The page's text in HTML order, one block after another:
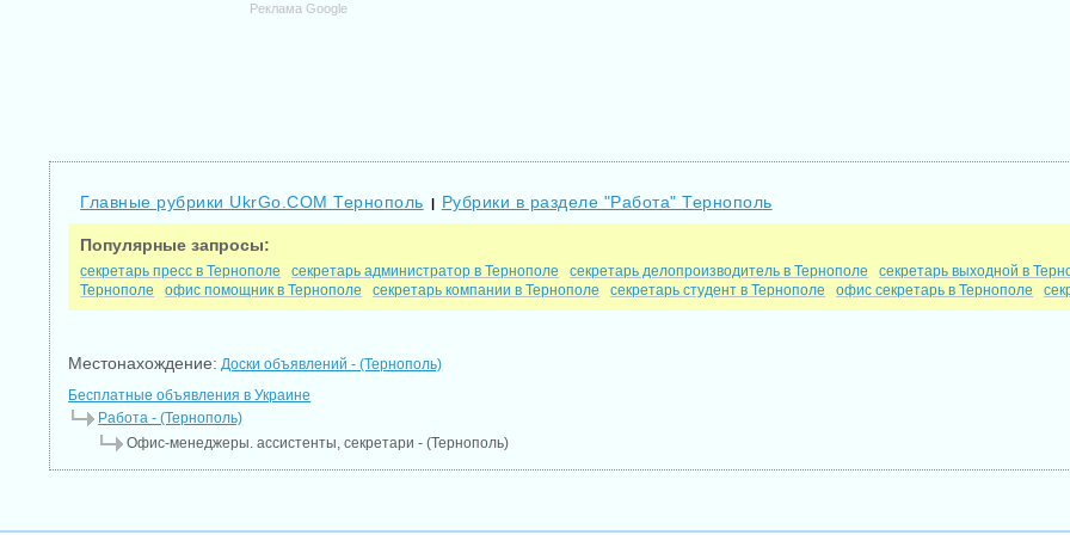
Реклама Google
Главные рубрики UkrGo.COM Тернополь | Рубрики в разделе "Работа" Тернополь
Популярные запросы:
секретарь пресс в Тернополе секретарь администратор в Тернополе секретарь делопроизводитель в Тернополе секретарь выходной в
Тернополе
офис помощник в Тернополе секретарь компании в Тернополе секретарь студент в Тернополе офис секретарь в Тернополе
Местонахождение: Доски объявлений - (Тернополь)
Бесплатные объявления в Украине
Работа - (Тернополь)
Офис-менеджеры. ассистенты, секретари - (Тернополь)